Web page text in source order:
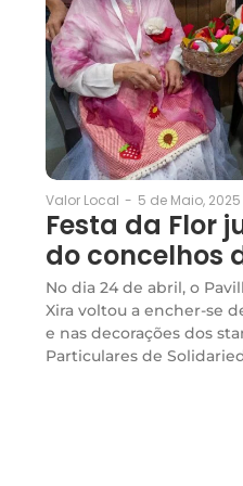
Valor Local - 5 de Maio, 2025
Festa da Flor
do concelhos
No dia 24 de abril, o
Xira voltou a encher-se
e nas decorações dos
Particulares de